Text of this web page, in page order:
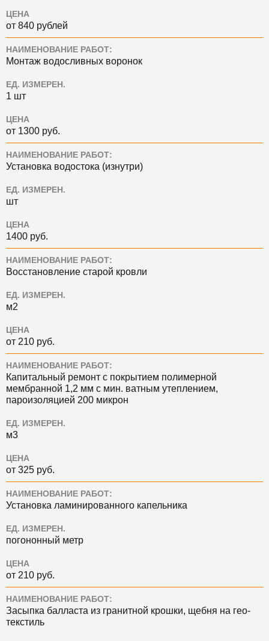
ЦЕНА
от 840 рублей
НАИМЕНОВАНИЕ РАБОТ:
Монтаж водосливных воронок
ЕД. ИЗМЕРЕН.
1 шт
ЦЕНА
от 1300 руб.
НАИМЕНОВАНИЕ РАБОТ:
Установка водостока (изнутри)
ЕД. ИЗМЕРЕН.
шт
ЦЕНА
1400 руб.
НАИМЕНОВАНИЕ РАБОТ:
Восстановление старой кровли
ЕД. ИЗМЕРЕН.
м2
ЦЕНА
от 210 руб.
НАИМЕНОВАНИЕ РАБОТ:
Капитальный ремонт с покрытием полимерной
мембранной 1,2 мм с мин. ватным утеплением,
пароизоляцией 200 микрон
ЕД. ИЗМЕРЕН.
м3
ЦЕНА
от 325 руб.
НАИМЕНОВАНИЕ РАБОТ:
Установка ламинированного капельника
ЕД. ИЗМЕРЕН.
погононный метр
ЦЕНА
от 210 руб.
НАИМЕНОВАНИЕ РАБОТ:
Засыпка балласта из гранитной крошки, щебня на гео-
текстиль